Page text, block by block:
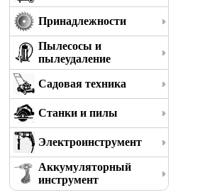
Принадлежности
Пылесосы и
пылеудаление
Садовая техника
Станки и пилы
Электроинструмент
Аккумуляторный
инструмент